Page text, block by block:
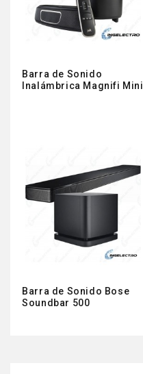
Barra de Sonido
Inalámbrica Magnifi Mini
Barra de Sonido Bose
Soundbar 500